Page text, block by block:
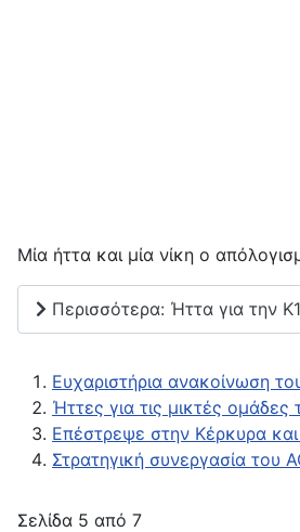
Μία ήττα και μία νίκη ο
Περισσότερα: Ήττα για την
Ευχαριστήρια ανακοίνωση
Ήττες για τις μικτές
Επέστρεψε στην Κέρκυρα
Στρατηγική συνεργασία του
Σελίδα 5 από 7